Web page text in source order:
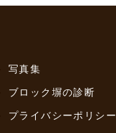
写真集
ブロック塀の診断
プライバシーポリシー